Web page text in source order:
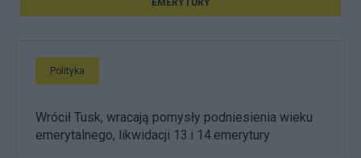
EMERYTURY
Polityka
Wrócił Tusk, wracają pomysły podniesienia wieku
emerytalnego, likwidacji 13.i 14.emerytury